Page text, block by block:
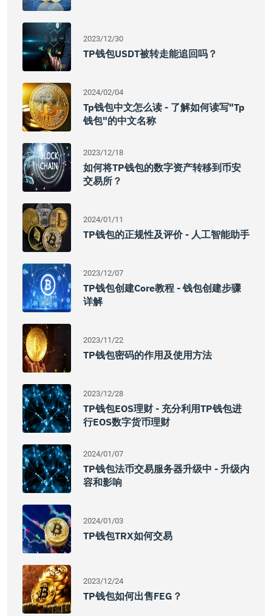
2023/12/30
TP钱包USDT被转走能追回吗？
2024/02/04
Tp钱包中文怎么读 - 了解如何读写"tp
钱包"的中文名称
2023/12/18
如何将TP钱包的数字资产转移到币安
交易所？
2024/01/11
TP钱包的正规性及评价 - 人工智能助手
2023/12/07
TP钱包创建core教程 - 钱包创建步骤
详解
2023/11/22
TP钱包密码的作用及使用方法
2023/12/28
TP钱包EOS理财 - 充分利用TP钱包进
行EOS数字货币理财
2024/01/07
TP钱包法币交易服务器升级中 - 升级内
容和影响
2024/01/03
TP钱包TRX如何交易
2023/12/24
TP钱包如何出售FEG？